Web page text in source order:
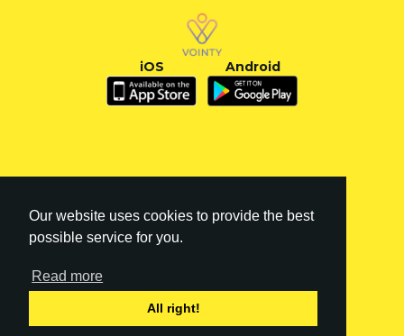
Our website uses cookies to provide the best
possible service for you.
Read more
All right!
iOS Android